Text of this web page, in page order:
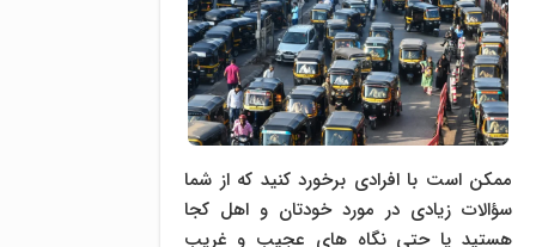
ممکن است با افرادی برخورد کنید که از شما
سؤالات زیادی در مورد خودتان و اهل کجا
هستید یا حتی نگاه های عجیب و غریب